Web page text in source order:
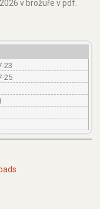
v brožuře v pdf.
23
25